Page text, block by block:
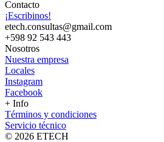
Contacto
¡Escribinos!
etech.consultas@gmail.com
+598 92 543 443
Nosotros
Nuestra empresa
Locales
Instagram
Facebook
+ Info
Términos y condiciones
Servicio técnico
© 2026 ETECH